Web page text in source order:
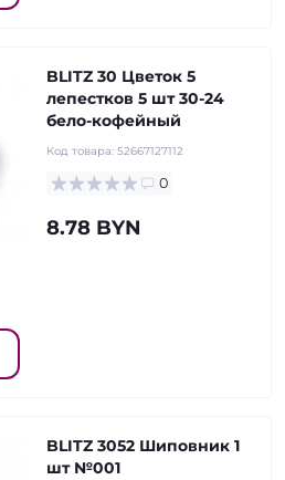
BLITZ 30 Цветок 5
лепестков 5 шт 30-24
бело-кофейный
Код товара: 52667127112
0
8.78 BYN
BLITZ 3052 Шиповник 1
шт №001